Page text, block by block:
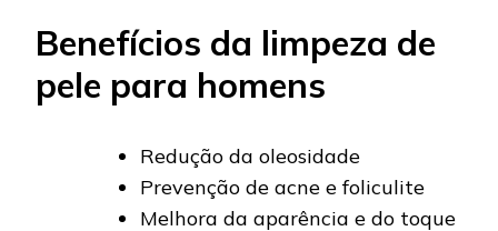
Benefícios da limpeza de
pele para homens
Redução da oleosidade
Prevenção de acne e foliculite
Melhora da aparência e do toque